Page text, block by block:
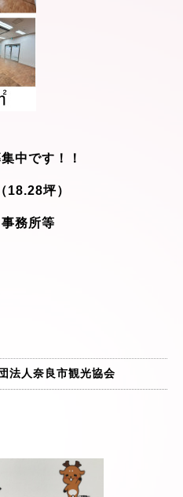
中です！！
18.28坪）
務所等
法人奈良市観光協会